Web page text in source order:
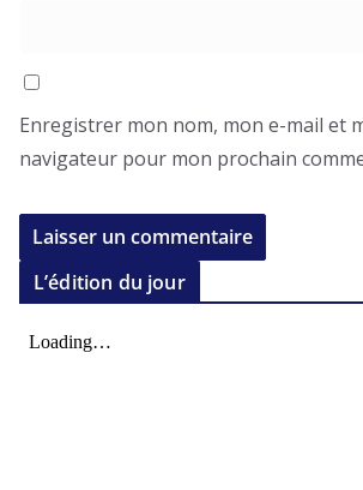
Enregistrer mon nom, mon e-mail et
navigateur pour mon prochain
L’édition du jour